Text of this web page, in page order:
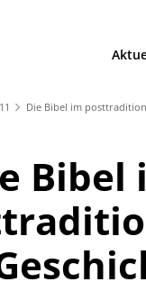
Die Bibel im
Bibel